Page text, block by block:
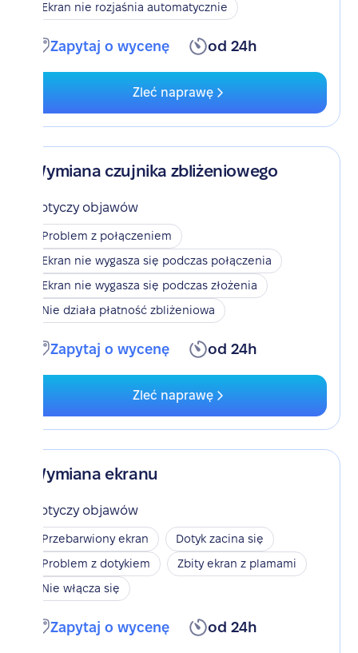
Ekran nie rozjaśnia automatycznie
Zapytaj o wycenę od 24h
Zleć naprawę
Wymiana czujnika zbliżeniowego
Dotyczy objawów
Problem z połączeniem
Ekran nie wygasza się podczas połączenia
Ekran nie wygasza się podczas złożenia
Nie działa płatność zbliżeniowa
Zapytaj o wycenę od 24h
Zleć naprawę
Wymiana ekranu
Dotyczy objawów
Przebarwiony ekran
Dotyk zacina się
Problem z dotykiem
Zbity ekran z plamami
Nie włącza się
Zapytaj o wycenę od 24h